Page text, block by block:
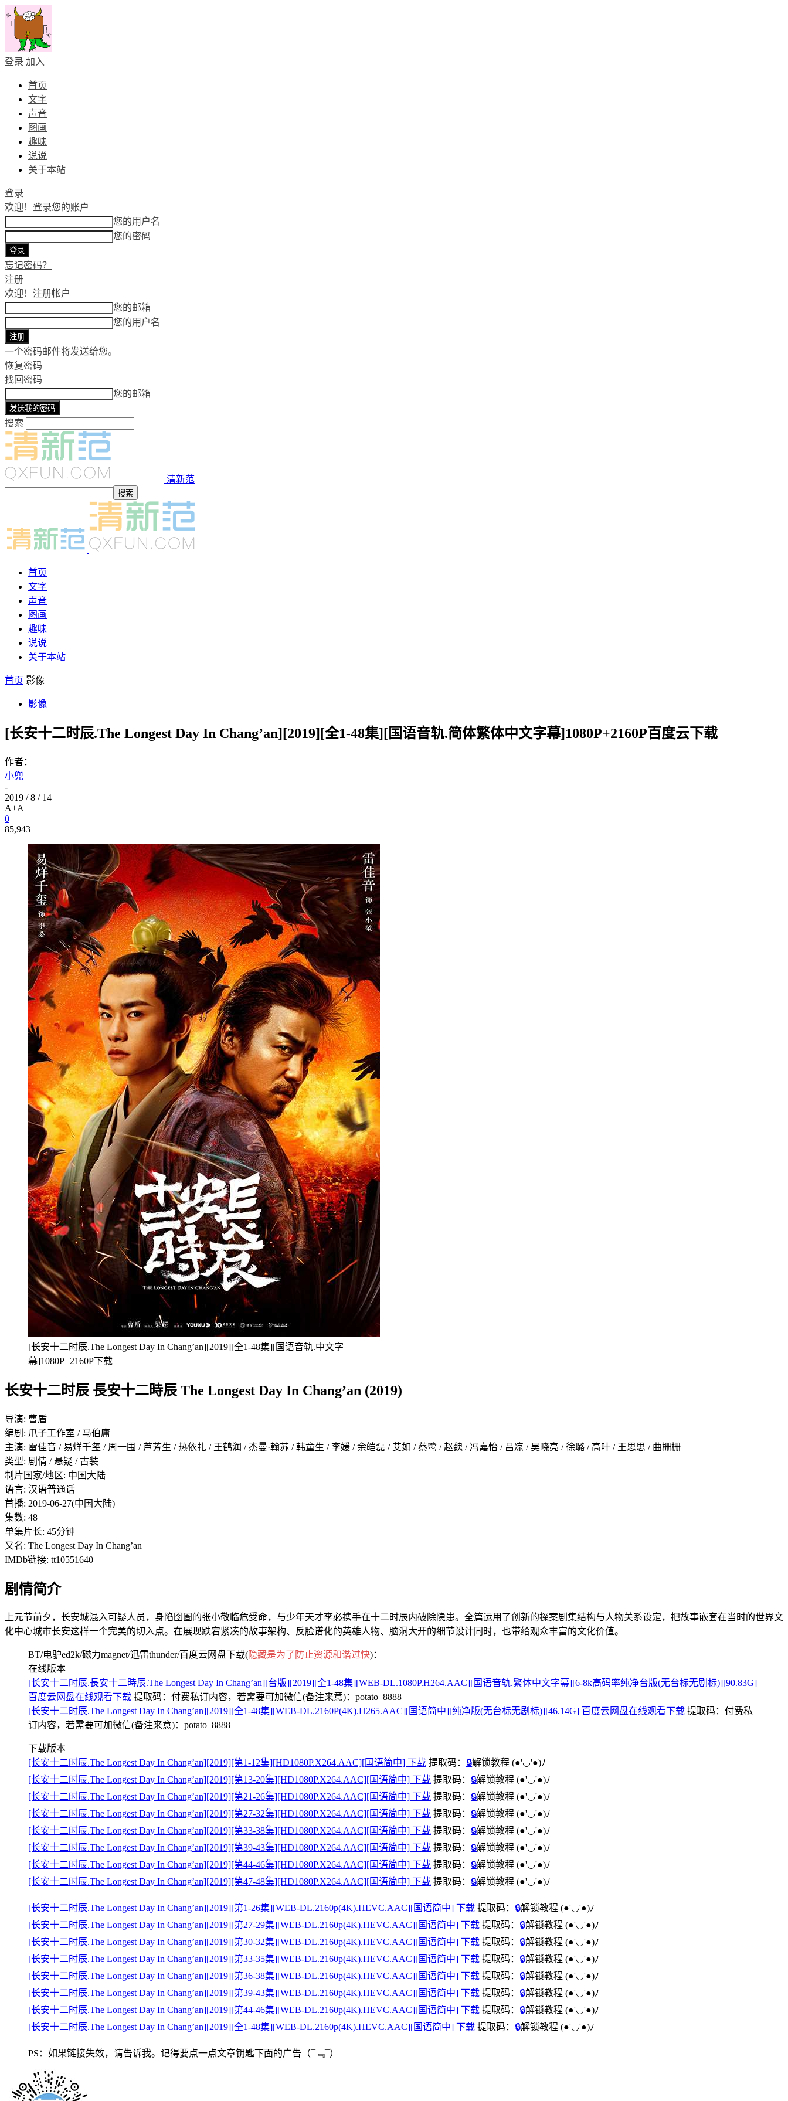
登录 加入
首页
文字
声音
图画
趣味
说说
关于本站
登录
欢迎！ 登录您的账户
您的用户名
您的密码
忘记密码？
注册
欢迎！ 注册帐户
您的邮箱
您的用户名
一个密码邮件将发送给您。
恢复密码
找回密码
您的邮箱
搜索
清新范
首页
文字
声音
图画
趣味
说说
关于本站
首页 影像
影像
[长安十二时辰.The Longest Day In Chang’an][2019][全1-48集][国语音轨.简体繁体中文字幕]1080P+2160P百度云下载
作者：
小兜
-
2019 / 8 / 14
A+A
0
85,943
[长安十二时辰.The Longest Day In Chang’an][2019][全1-48集][国语音轨.中文字
幕]1080P+2160P下载
长安十二时辰 長安十二時辰 The Longest Day In Chang’an (2019)
导演: 曹盾
编剧: 爪子工作室 / 马伯庸
主演: 雷佳音 / 易烊千玺 / 周一围 / 芦芳生 / 热依扎 / 王鹤润 / 杰曼·翰苏 / 韩童生 / 李媛 / 余皑磊 / 艾如 / 蔡鹭 / 赵魏 / 冯嘉怡 / 吕凉 / 吴晓亮 / 徐璐 / 高叶 / 王思思 / 曲栅栅
类型: 剧情 / 悬疑 / 古装
制片国家/地区: 中国大陆
语言: 汉语普通话
首播: 2019-06-27(中国大陆)
集数: 48
单集片长: 45分钟
又名: The Longest Day In Chang’an
IMDb链接: tt10551640
剧情简介
上元节前夕，长安城混入可疑人员，身陷囹圄的张小敬临危受命，与少年天才李必携手在十二时辰内破除隐患。全篇运用了创新的探案剧集结构与人物关系设定，把故事嵌套在当时的世界文
化中心城市长安这样一个完美的切入点。在展现跌宕紧凑的故事架构、反脸谱化的英雄人物、脑洞大开的细节设计同时，也带给观众丰富的文化价值。
BT/电驴ed2k/磁力magnet/迅雷thunder/百度云网盘下载(隐藏是为了防止资源和谐过快)：
在线版本
[长安十二时辰.長安十二時辰.The Longest Day In Chang’an][台版][2019][全1-48集][WEB-DL.1080P.H264.AAC][国语音轨.繁体中文字幕][6-8k高码率纯净台版(无台标无剧标)][90.83G]
百度云网盘在线观看下载 提取码： 付费私订内容，若需要可加微信(备注来意)：potato_8888
[长安十二时辰.The Longest Day In Chang’an][2019][全1-48集][WEB-DL.2160P(4K).H265.AAC][国语简中][纯净版(无台标无剧标)][46.14G] 百度云网盘在线观看下载 提取码： 付费私
订内容，若需要可加微信(备注来意)：potato_8888
下载版本
[长安十二时辰.The Longest Day In Chang’an][2019][第1-12集][HD1080P.X264.AAC][国语简中] 下载 提取码： 🔒解锁教程 (●'◡'●)ﾉ
[长安十二时辰.The Longest Day In Chang’an][2019][第13-20集][HD1080P.X264.AAC][国语简中] 下载 提取码： 🔒解锁教程 (●'◡'●)ﾉ
[长安十二时辰.The Longest Day In Chang’an][2019][第21-26集][HD1080P.X264.AAC][国语简中] 下载 提取码： 🔒解锁教程 (●'◡'●)ﾉ
[长安十二时辰.The Longest Day In Chang’an][2019][第27-32集][HD1080P.X264.AAC][国语简中] 下载 提取码： 🔒解锁教程 (●'◡'●)ﾉ
[长安十二时辰.The Longest Day In Chang’an][2019][第33-38集][HD1080P.X264.AAC][国语简中] 下载 提取码： 🔒解锁教程 (●'◡'●)ﾉ
[长安十二时辰.The Longest Day In Chang’an][2019][第39-43集][HD1080P.X264.AAC][国语简中] 下载 提取码： 🔒解锁教程 (●'◡'●)ﾉ
[长安十二时辰.The Longest Day In Chang’an][2019][第44-46集][HD1080P.X264.AAC][国语简中] 下载 提取码： 🔒解锁教程 (●'◡'●)ﾉ
[长安十二时辰.The Longest Day In Chang’an][2019][第47-48集][HD1080P.X264.AAC][国语简中] 下载 提取码： 🔒解锁教程 (●'◡'●)ﾉ
[长安十二时辰.The Longest Day In Chang’an][2019][第1-26集][WEB-DL.2160p(4K).HEVC.AAC][国语简中] 下载 提取码： 🔒解锁教程 (●'◡'●)ﾉ
[长安十二时辰.The Longest Day In Chang’an][2019][第27-29集][WEB-DL.2160p(4K).HEVC.AAC][国语简中] 下载 提取码： 🔒解锁教程 (●'◡'●)ﾉ
[长安十二时辰.The Longest Day In Chang’an][2019][第30-32集][WEB-DL.2160p(4K).HEVC.AAC][国语简中] 下载 提取码： 🔒解锁教程 (●'◡'●)ﾉ
[长安十二时辰.The Longest Day In Chang’an][2019][第33-35集][WEB-DL.2160p(4K).HEVC.AAC][国语简中] 下载 提取码： 🔒解锁教程 (●'◡'●)ﾉ
[长安十二时辰.The Longest Day In Chang’an][2019][第36-38集][WEB-DL.2160p(4K).HEVC.AAC][国语简中] 下载 提取码： 🔒解锁教程 (●'◡'●)ﾉ
[长安十二时辰.The Longest Day In Chang’an][2019][第39-43集][WEB-DL.2160p(4K).HEVC.AAC][国语简中] 下载 提取码： 🔒解锁教程 (●'◡'●)ﾉ
[长安十二时辰.The Longest Day In Chang’an][2019][第44-46集][WEB-DL.2160p(4K).HEVC.AAC][国语简中] 下载 提取码： 🔒解锁教程 (●'◡'●)ﾉ
[长安十二时辰.The Longest Day In Chang’an][2019][全1-48集][WEB-DL.2160p(4K).HEVC.AAC][国语简中] 下载 提取码： 🔒解锁教程 (●'◡'●)ﾉ
PS：如果链接失效，请告诉我。记得要点一点文章钥匙下面的广告 （¯﹃¯）